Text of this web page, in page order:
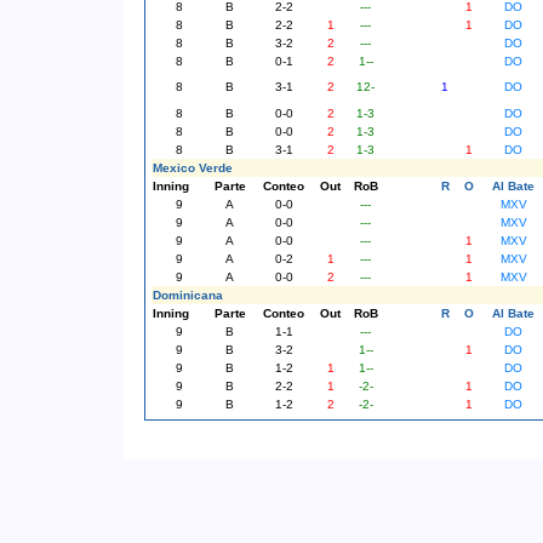
8 B 2-2 --- 1
DO
8
B 2-2 1 --- 1
DO
8
B 3-2 2 ---
DO
8
B 0-1 2 1--
DO
8
B 3-1 2 12- 1
DO
8
B 0-0 2 1-3
DO
8
B 0-0 2 1-3
DO
8
B 3-1 2 1-3 1
DO
Mexico Verde
Inning
Parte Conteo Out RoB R O
Al Bate
9
A 0-0 ---
MXV
9
A 0-0 ---
MXV
9
A 0-0 --- 1
MXV
9
A 0-2 1 --- 1
MXV
9
A 0-0 2 --- 1
MXV
Dominicana
Inning
Parte Conteo Out RoB R O
Al Bate
9
B 1-1 ---
DO
9
B 3-2 1-- 1
DO
9
B 1-2 1 1--
DO
9
B 2-2 1 -2- 1
DO
9
B 1-2 2 -2- 1 DO